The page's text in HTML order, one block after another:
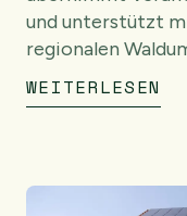
und unterstützt
regionalen
WEITERLESEN